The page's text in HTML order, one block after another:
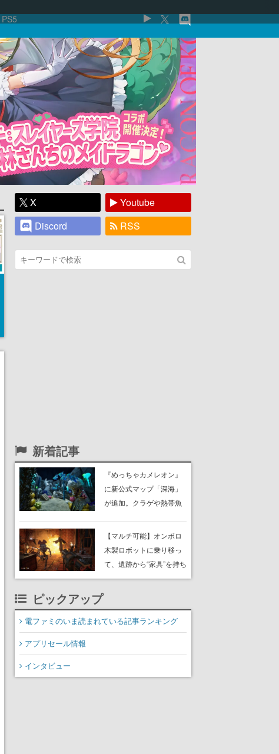
PS5
X
Youtube
Discord
RSS
新着記事
『めっちゃカメレオン』
に新公式マップ「深海」
が追加。クラゲや熱帯魚
や大きな貝も
【マルチ可能】オンボロ
木製ロボットに乗り移っ
て、遺跡から“家具”を持ち
帰るホラーアクションゲ
売。迫る“腐敗”から逃げ延
び、持ち帰った家具で基
ピックアップ
電ファミのいま読まれている記事ランキング
アプリセール情報
インタビュー